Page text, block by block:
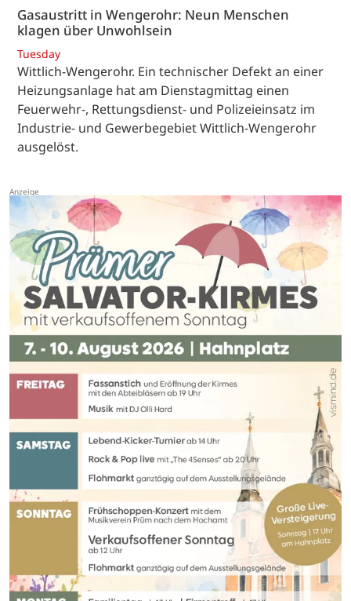
Gasaustritt in Wengerohr: Neun Menschen
klagen über Unwohlsein
Tuesday
Wittlich-Wengerohr. Ein technischer Defekt an einer
Heizungsanlage hat am Dienstagmittag einen
Feuerwehr-, Rettungsdienst- und Polizeieinsatz im
Industrie- und Gewerbegebiet Wittlich-Wengerohr
ausgelöst.